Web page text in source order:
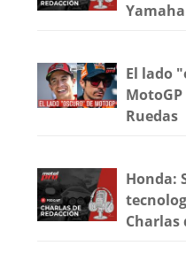
El lado
Ruedas
Honda:
Charlas